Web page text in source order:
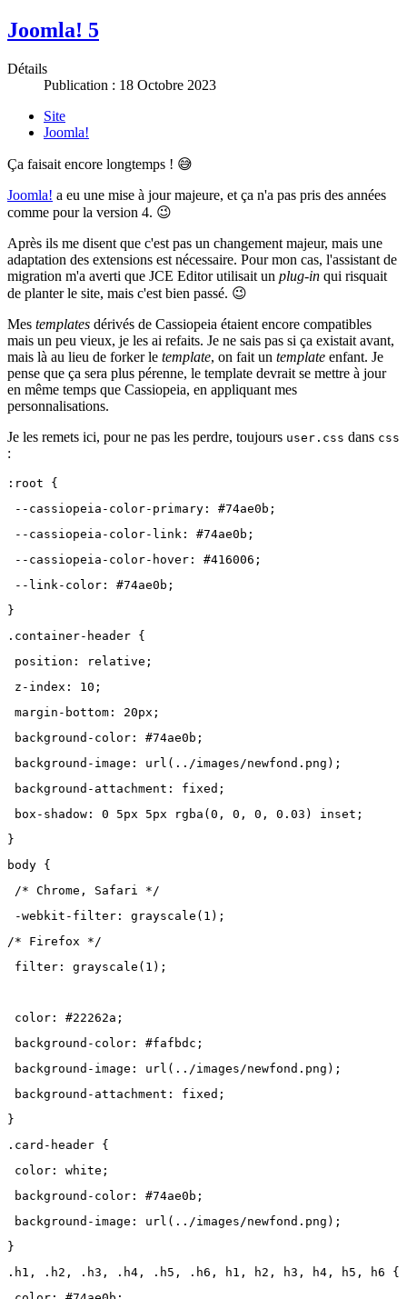
Joomla! 5
Détails
Publication : 18 Octobre 2023
Site
Joomla!
Ça faisait encore longtemps ! 😅
Joomla! a eu une mise à jour majeure, et ça n'a pas pris des années
comme pour la version 4. 😉
Après ils me disent que c'est pas un changement majeur, mais une
adaptation des extensions est nécessaire. Pour mon cas, l'assistant de
migration m'a averti que JCE Editor utilisait un plug-in qui risquait
de planter le site, mais c'est bien passé. 😉
Mes templates dérivés de Cassiopeia étaient encore compatibles
mais un peu vieux, je les ai refaits. Je ne sais pas si ça existait avant,
mais là au lieu de forker le template, on fait un template enfant. Je
pense que ça sera plus pérenne, le template devrait se mettre à jour
en même temps que Cassiopeia, en appliquant mes
personnalisations.
Je les remets ici, pour ne pas les perdre, toujours user.css dans css
:
:root {
--cassiopeia-color-primary: #74ae0b;
--cassiopeia-color-link: #74ae0b;
--cassiopeia-color-hover: #416006;
--link-color: #74ae0b;
}
.container-header {
position: relative;
z-index: 10;
margin-bottom: 20px;
background-color: #74ae0b;
background-image: url(../images/newfond.png);
background-attachment: fixed;
box-shadow: 0 5px 5px rgba(0, 0, 0, 0.03) inset;
}
body {
/* Chrome, Safari */
-webkit-filter: grayscale(1);
/* Firefox */
filter: grayscale(1);
color: #22262a;
background-color: #fafbdc;
background-image: url(../images/newfond.png);
background-attachment: fixed;
}
.card-header {
color: white;
background-color: #74ae0b;
background-image: url(../images/newfond.png);
}
.h1, .h2, .h3, .h4, .h5, .h6, h1, h2, h3, h4, h5, h6 {